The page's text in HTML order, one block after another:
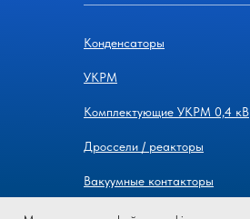
Конденсаторы
УКРМ
Комплектующие УКРМ 0,4 кВ
Шкафы и щиты
Вакуумные контакторы
Дроссели / реакторы